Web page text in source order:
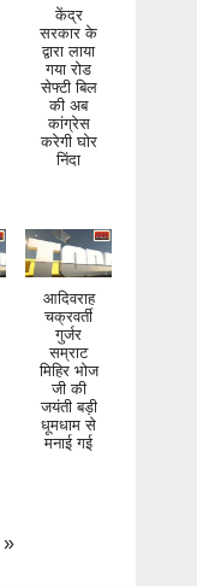
केंद्र
सरकार के
द्वारा लाया
गया रोड
सेफ्टी बिल
की अब
कांग्रेस
करेगी घोर
निंदा
आदिवराह
चक्रवर्ती
गुर्जर
सम्राट
मिहिर भोज
जी की
जयंती बड़ी
धूमधाम से
मनाई गई
»